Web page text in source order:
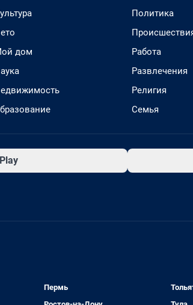
дом
Политика
Работа
Развлечения
Религия
Семья
Пермь